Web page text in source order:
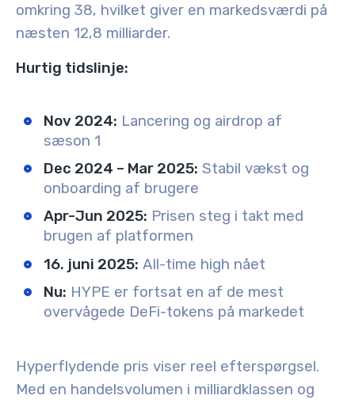
omkring 38, hvilket giver en markedsværdi på
næsten 12,8 milliarder.
Hurtig tidslinje:
Nov 2024: Lancering og airdrop af
sæson 1
Dec 2024 – Mar 2025: Stabil vækst og
onboarding af brugere
Apr-Jun 2025: Prisen steg i takt med
brugen af platformen
16. juni 2025: All-time high nået
Nu: HYPE er fortsat en af de mest
overvågede DeFi-tokens på markedet
Hyperflydende pris viser reel efterspørgsel.
Med en handelsvolumen i milliardklassen og